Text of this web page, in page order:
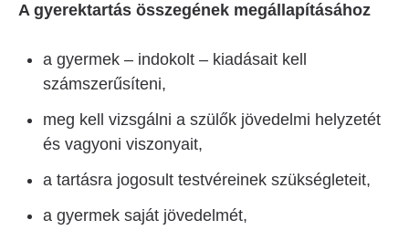
A gyerektartás összegének megállapításához
a gyermek – indokolt – kiadásait kell
számszerűsíteni,
meg kell vizsgálni a szülők jövedelmi helyzetét
és vagyoni viszonyait,
a tartásra jogosult testvéreinek szükségleteit,
a gyermek saját jövedelmét,